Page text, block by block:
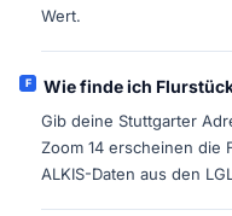
Wert.
Wie finde ich
Gib deine Stuttgarter
Zoom 14 erscheinen die
ALKIS-Daten aus den